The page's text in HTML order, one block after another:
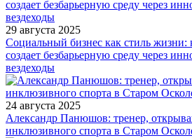
29 августа 2025
Социальный бизнес как стиль
создает безбарьерную среду через
вездеходы
24 августа 2025
Александр Панюшов: тренер,
инклюзивного спорта в Старом